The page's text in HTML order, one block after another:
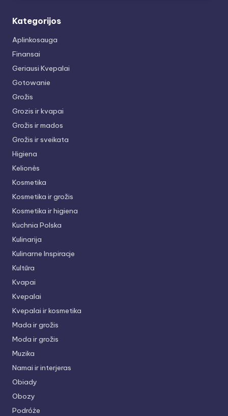
Kategorijos
Aplinkosauga
Finansai
Geriausi Kvepalai
Gotowanie
Grožis
Grozis ir kvapai
Grožis ir mados
Grožis ir sveikata
Higiena
Kelionės
Kosmetika
Kosmetika ir grožis
Kosmetika ir higiena
Kuchnia Polska
Kulinarija
Kulinarne Inspiracje
Kultūra
Kvapai
Kvepalai
Kvepalai ir kosmetika
Mada ir grožis
Moda ir grožis
Muzika
Namai ir interjeras
Obiady
Obozy
Podróże